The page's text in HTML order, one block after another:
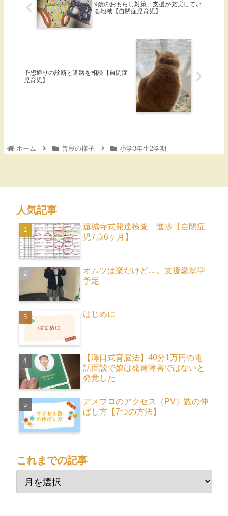
9歳のおもらし対策、支援が充実してい
る地域【自閉症児育児】
予想通りの診断と進路を相談【自閉症
児育児】
ホーム 普段の様子 小学3年生2学期
人気記事
遠城寺式発達検査 進捗【自閉症
児7歳6ヶ月】
オムツは楽だけど…。支援級就学
予定
はじめに
【澤口式育脳法】40分1万円の電
話面談で娘は発達障害ではないと
発覚した
アメブロのアクセス（PV）数の伸
ばし方【7つの方法】
これまでの記事